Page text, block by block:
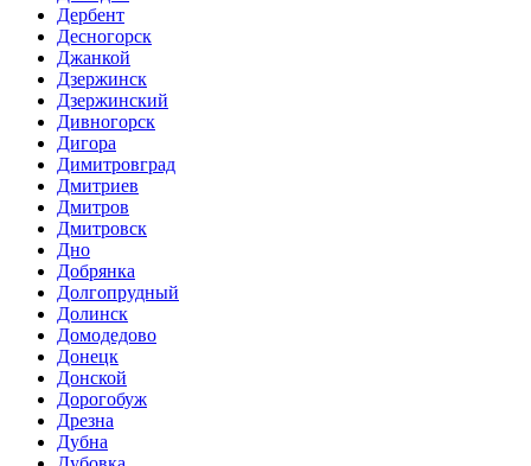
Дербент
Десногорск
Джанкой
Дзержинск
Дзержинский
Дивногорск
Дигора
Димитровград
Дмитриев
Дмитров
Дмитровск
Дно
Добрянка
Долгопрудный
Долинск
Домодедово
Донецк
Донской
Дорогобуж
Дрезна
Дубна